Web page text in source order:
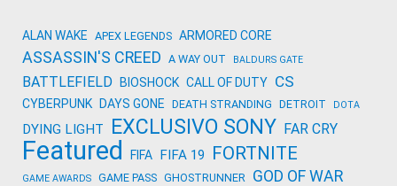
ALAN WAKE APEX LEGENDS ARMORED CORE
ASSASSIN'S CREED A WAY OUT BALDURS GATE
BATTLEFIELD BIOSHOCK CALL OF DUTY CS
CYBERPUNK DAYS GONE DEATH STRANDING DETROIT DOTA
DYING LIGHT EXCLUSIVO SONY FAR CRY
Featured FIFA FIFA 19 FORTNITE
GAME AWARDS GAME PASS GHOSTRUNNER GOD OF WAR